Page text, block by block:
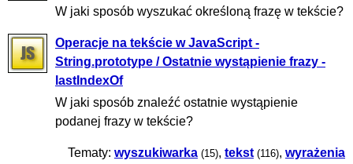
W jaki sposób wyszukać określoną frazę w tekście?
Operacje na tekście w JavaScript -
String.prototype / Ostatnie wystąpienie frazy -
lastIndexOf
W jaki sposób znaleźć ostatnie wystąpienie
podanej frazy w tekście?
Tematy: wyszukiwarka (15), tekst (116), wyrażenia